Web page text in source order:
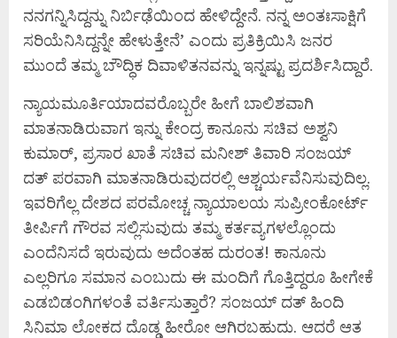
ನನಗನ್ನಿಸಿದ್ದನ್ನು ನಿರ್ಬಿಢೆಯಿಂದ ಹೇಳಿದ್ದೇನೆ. ನನ್ನ ಅಂತಃಸಾಕ್ಷಿಗೆ
ಸರಿಯೆನಿಸಿದ್ದನ್ನೇ ಹೇಳುತ್ತೇನೆ’ ಎಂದು ಪ್ರತಿಕ್ರಿಯಿಸಿ ಜನರ
ಮುಂದೆ ತಮ್ಮ ಬೌದ್ಧಿಕ ದಿವಾಳಿತನವನ್ನು ಇನ್ನಷ್ಟು ಪ್ರದರ್ಶಿಸಿದ್ದಾರೆ.
ನ್ಯಾಯಮೂರ್ತಿಯಾದವರೊಬ್ಬರೇ ಹೀಗೆ ಬಾಲಿಶವಾಗಿ
ಮಾತನಾಡಿರುವಾಗ ಇನ್ನು ಕೇಂದ್ರ ಕಾನೂನು ಸಚಿವ ಅಶ್ವನಿ
ಕುಮಾರ್‌, ಪ್ರಸಾರ ಖಾತೆ ಸಚಿವ ಮನೀಶ್‌ ತಿವಾರಿ ಸಂಜಯ್‌
ದತ್‌ ಪರವಾಗಿ ಮಾತನಾಡಿರುವುದರಲ್ಲಿ ಆಶ್ಚರ್ಯವೆನಿಸುವುದಿಲ್ಲ.
ಇವರಿಗೆಲ್ಲ ದೇಶದ ಪರಮೋಚ್ಚ ನ್ಯಾಯಾಲಯ ಸುಪ್ರೀಂಕೋರ್ಟ್‌
ತೀರ್ಪಿಗೆ ಗೌರವ ಸಲ್ಲಿಸುವುದು ತಮ್ಮ ಕರ್ತವ್ಯಗಳಲ್ಲೊಂದು
ಎಂದೆನಿಸದೆ ಇರುವುದು ಅದೆಂತಹ ದುರಂತ! ಕಾನೂನು
ಎಲ್ಲರಿಗೂ ಸಮಾನ ಎಂಬುದು ಈ ಮಂದಿಗೆ ಗೊತ್ತಿದ್ದರೂ ಹೀಗೇಕೆ
ಎಡಬಿಡಂಗಿಗಳಂತೆ ವರ್ತಿಸುತ್ತಾರೆ? ಸಂಜಯ್‌ ದತ್‌ ಹಿಂದಿ
ಸಿನಿಮಾ ಲೋಕದ ದೊಡ್ಡ ಹೀರೋ ಆಗಿರಬಹುದು. ಆದರೆ ಆತ